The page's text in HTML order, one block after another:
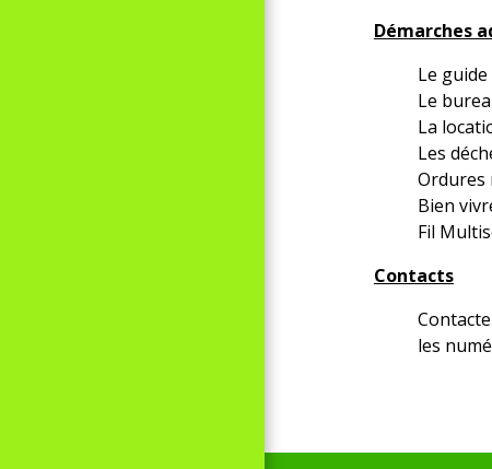
Démarches
Le
Le
La
Les
Ordures
Bien
Fil
Contacts
les